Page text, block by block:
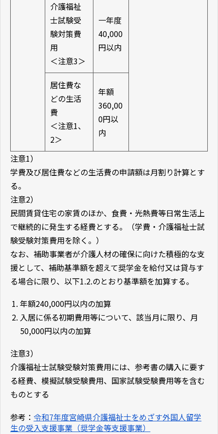
介護福祉
士試験受
験対策費
用
＜注意3＞
一年度
40,000
円以内
居住費な
どの生活
費
＜注意1、
2＞
年額
360,00
0円以
内
注意1）
学費及び居住費などの生活費の申請額は月割り計算とす
る。
注意2）
民間賃貸住宅の家賃のほか、食費・光熱費等日常生活上
で継続的に発生する経費とする。（学費・介護福祉士試
験受験対策費用を除く。）
なお、補助事業者が介護人材の確保に向けた積極的な支
援として、補助基準額を超えて奨学金を給付又は貸与す
る場合に限り、以下1.2.のとおり基準額を加算する。
年額240,000円以内の加算
入居に係る初期費用等について、該当月に限り、月
50,000円以内の加算
注意3）
介護福祉士試験受験対策費用には、参考書の購入に要す
る経費、模擬試験受験費用、国家試験受験費用等を含む
ものとする
参考： 令和7年度宮崎県介護福祉士をめざす外国人留学
生の受入支援事業（奨学金等支援事業）